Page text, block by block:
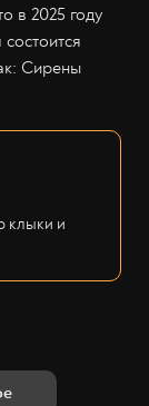
в 2025 году
Сирены
клыки и